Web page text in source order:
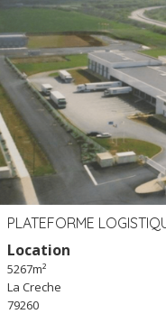
Location
5267m²
La Creche
79260